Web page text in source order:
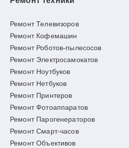
Ремонт Телевизоров
Ремонт Кофемашин
Ремонт Роботов-пылесосов
Ремонт Электросамокатов
Ремонт Ноутбуков
Ремонт Нетбуков
Ремонт Принтеров
Ремонт Фотоаппаратов
Ремонт Парогенераторов
Ремонт Смарт-часов
Ремонт Объективов